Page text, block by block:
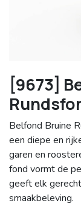
[9673]
Belfond Bruine
een diepe en
garen en
fond vormt de
geeft elk
smaakbeleving.